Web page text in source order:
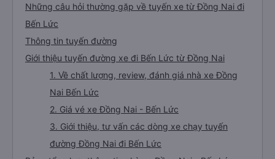
Những câu hỏi thường gặp về tuyến xe từ Đồng Nai đi
Bến Lức
Thông tin tuyến đường
Giới thiệu tuyến đường xe đi Bến Lức từ Đồng Nai
1. Về chất lượng, review, đánh giá nhà xe Đồng
Nai Bến Lức
2. Giá vé xe Đồng Nai - Bến Lức
3. Giới thiệu, tư vấn các dòng xe chạy tuyến
đường Đồng Nai đi Bến Lức